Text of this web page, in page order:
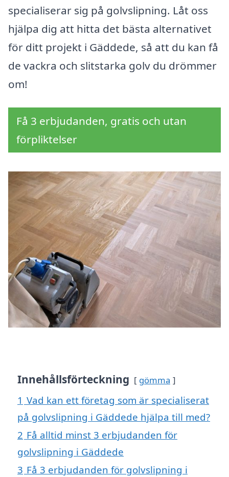
specialiserar sig på golvslipning. Låt oss
hjälpa dig att hitta det bästa alternativet
för ditt projekt i Gäddede, så att du kan få
de vackra och slitstarka golv du drömmer
om!
Få 3 erbjudanden, gratis och utan
förpliktelser
Innehållsförteckning gömma
1 Vad kan ett företag som är specialiserat
på golvslipning i Gäddede hjälpa till med?
2 Få alltid minst 3 erbjudanden för
golvslipning i Gäddede
3 Få 3 erbjudanden för golvslipning i